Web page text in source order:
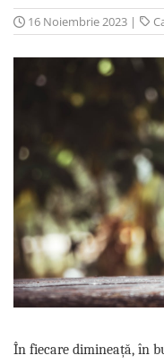
Ceai
Espressoare
Aparate Automate
Aparate capsule
Aparate clasice
Accesorii
Rasnite
Complementare
Capace
Cesti si farfurii
Diverse
Lattiere
Palete cafea
16 Noiembrie 2023 |
În fiecare dimineață, în